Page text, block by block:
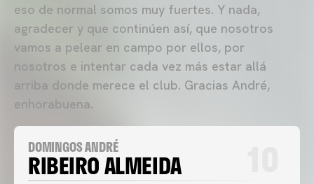
eso de normal somos muy fuertes. Y nada,
agradecer y que continúen así, que nosotros
vamos a pelear en campo por ellos, por
nosotros e intentar cada vez más estar allá
arriba donde merece el club. Gracias André,
enhorabuena.
DOMINGOS ANDRÉ
RIBEIRO ALMEIDA